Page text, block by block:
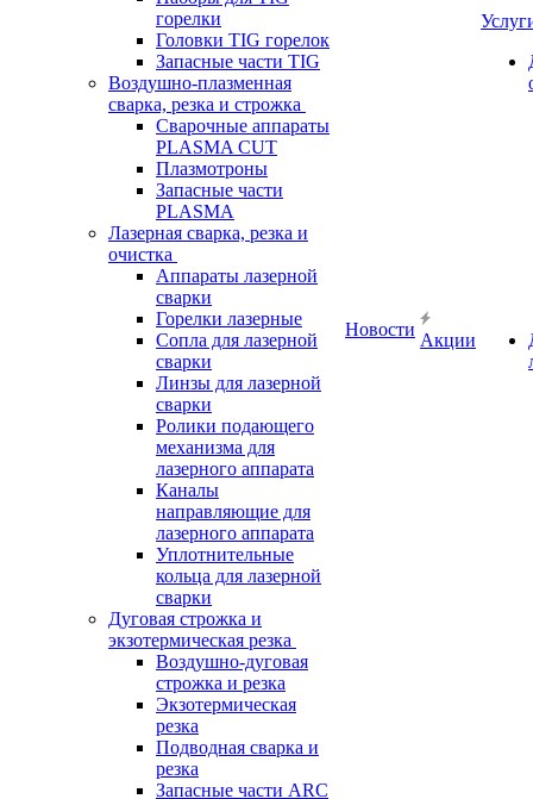
горелки
Головки TIG горелок
Запасные части TIG
Воздушно-плазменная
сварка, резка и строжка
Сварочные аппараты
PLASMA CUT
Плазмотроны
Запасные части
PLASMA
Лазерная сварка, резка и
очистка
Аппараты лазерной
сварки
Горелки лазерные
Сопла для лазерной
сварки
Линзы для лазерной
сварки
Ролики подающего
механизма для
лазерного аппарата
Каналы
направляющие для
лазерного аппарата
Уплотнительные
кольца для лазерной
сварки
Дуговая строжка и
экзотермическая резка
Воздушно-дуговая
строжка и резка
Экзотермическая
резка
Подводная сварка и
резка
Запасные части ARC
Новости
Акции